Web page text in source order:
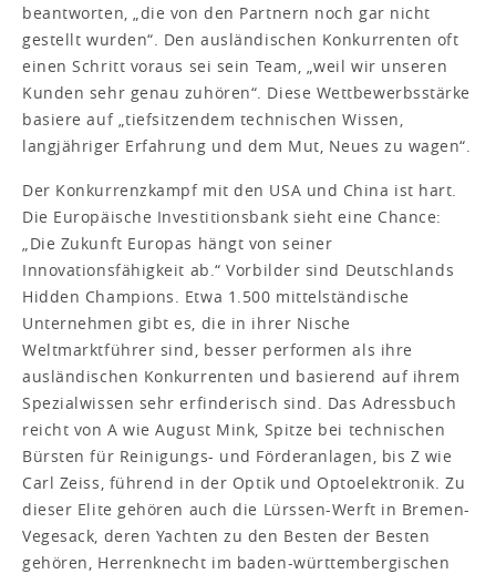
beantworten, „die von den Partnern noch gar nicht
gestellt wurden“. Den ausländischen Konkurrenten oft
einen Schritt voraus sei sein Team, „weil wir unseren
Kunden sehr genau zuhören“. Diese Wettbewerbsstärke
basiere auf „tiefsitzendem technischen Wissen,
langjähriger Erfahrung und dem Mut, Neues zu wagen“.
Der Konkurrenzkampf mit den USA und China ist hart.
Die Europäische Investitionsbank sieht eine Chance:
„Die Zukunft Europas hängt von seiner
Innovationsfähigkeit ab.“ Vorbilder sind Deutschlands
Hidden Champions. Etwa 1.500 mittelständische
Unternehmen gibt es, die in ihrer Nische
Weltmarktführer sind, besser performen als ihre
ausländischen Konkurrenten und basierend auf ihrem
Spezialwissen sehr erfinderisch sind. Das Adressbuch
reicht von A wie August Mink, Spitze bei technischen
Bürsten für Reinigungs- und Förderanlagen, bis Z wie
Carl Zeiss, führend in der Optik und Optoelektronik. Zu
dieser Elite gehören auch die Lürssen-Werft in Bremen-
Vegesack, deren Yachten zu den Besten der Besten
gehören, Herrenknecht im baden-württembergischen